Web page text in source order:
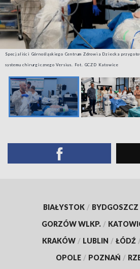
Specjaliści Górnośląskiego Centrum Zdrowia Dziecka
systemu chirurgicznego Versius. Fot. GCZD Katowice
BIAŁYSTOK / BYDGOSZCZ
GORZÓW WLKP. /
KRAKÓW / LUBLIN / ŁÓDŹ
OPOLE / POZNAŃ /